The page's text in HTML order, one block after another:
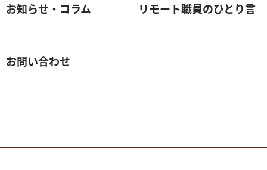
お知らせ・コラム リモート職員のひとり言
お問い合わせ